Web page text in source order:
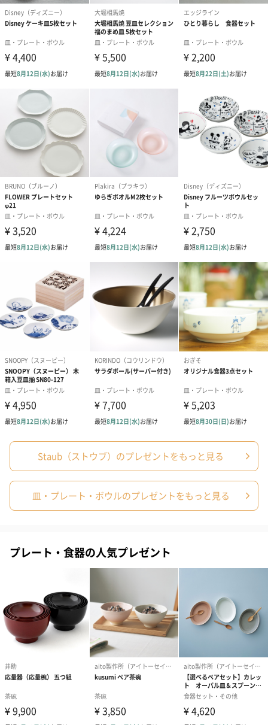
結婚祝い（御結婚御
祝）（110円）
祝）（110円）
内祝い_蝶結
（110円）
結婚祝いちょい足しギフト
結婚祝いギフトへの＋αにおすすめです。新生活を彩るギフトオプ
ションをご用意いたしました。
商品と同梱してお届けいたします。
ブライダルロリポップ
ドレス（いちご味)
ブライダルロリポップ
タキシード（コーラ味)
今治タオルケ
ンドタオル・
タオル）（
生花
生花のブーケを同梱します。
※9-15時にご注文いただく場合、最短のお届け可能日が通常より
も1日遅くなります。
シーズンブーケ（ひま
ブーケ（ホワイトグリ
ーン）（1,650円）
（1,650円）
ドライフラワー・プリザーブドフラワー
自然のお花で作ったドライフラワー・プリザーブドフラワーを同
梱します。
一部花材が写真と異なる場合がございます。予めご了承くださ
い。パッケージに入れてお届けします。
Staub（ストウブ）のプレゼントをもっと見る
皿・プレート・ボウルのプレゼントをもっと見る
プレート・食器の人気プレゼント